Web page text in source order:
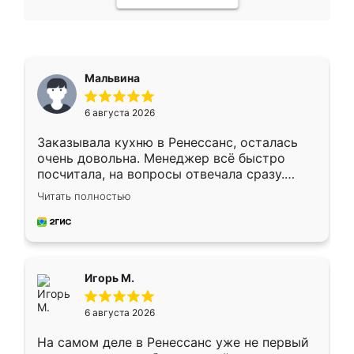
Мальвина
6 августа 2026
Заказывала кухню в Ренессанс, осталась
очень довольна. Менеджер всё быстро
посчитала, на вопросы отвечала сразу.
Замерщик приехал в субботу, подошёл к
делу со всей ответственностью. Собрали
за день, ребята работали аккуратно, даже
Читать полностью
Игорь М.
6 августа 2026
На самом деле в Ренессанс уже не первый